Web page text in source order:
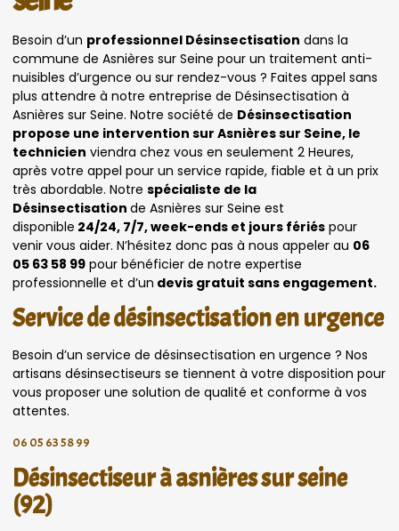
Besoin d’un professionnel Désinsectisation dans la
commune de Asnières sur Seine pour un traitement anti-
nuisibles d’urgence ou sur rendez-vous ? Faites appel sans
plus attendre à notre entreprise de Désinsectisation à
Asnières sur Seine. Notre société de Désinsectisation
propose une intervention sur Asnières sur Seine, le
technicien viendra chez vous en seulement 2 Heures,
après votre appel pour un service rapide, fiable et à un prix
très abordable. Notre spécialiste de la
Désinsectisation de Asnières sur Seine est
disponible 24/24, 7/7, week-ends et jours fériés pour
venir vous aider. N’hésitez donc pas à nous appeler au 06
05 63 58 99 pour bénéficier de notre expertise
professionnelle et d’un devis gratuit sans engagement.
Service de désinsectisation en urgence
Besoin d’un service de désinsectisation en urgence ? Nos
artisans désinsectiseurs se tiennent à votre disposition pour
vous proposer une solution de qualité et conforme à vos
attentes.
06 05 63 58 99
Désinsectiseur à asnières sur seine
(92)